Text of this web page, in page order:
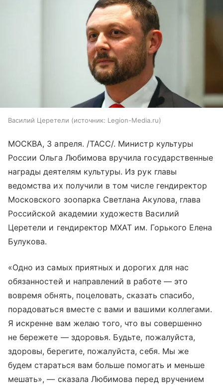
Василий Церетели источник: Legion-Media.ru
МОСКВА, 3 апреля. /ТАСС/. Министр культуры
России Ольга Любимова вручила государственные
награды деятелям культуры. Из рук главы
ведомства их получили в том числе гендиректор
Московского зоопарка Светлана Акулова, глава
Российской академии художеств Василий
Церетели и гендиректор МХАТ им. Горького Елена
Булукова.
«Одно из самых приятных и дорогих для нас
обязанностей и направлений в работе — это
вовремя обнять, поцеловать, сказать спасибо,
порадоваться вместе с вами и вашими коллегами.
Я искренне вам желаю того, что вы совершенно
не бережете — здоровья. Будьте, пожалуйста,
здоровы, берегите, пожалуйста, себя. Мы же
будем стараться вам больше помогать и меньше
мешать», — сказала Любимова перед вручением